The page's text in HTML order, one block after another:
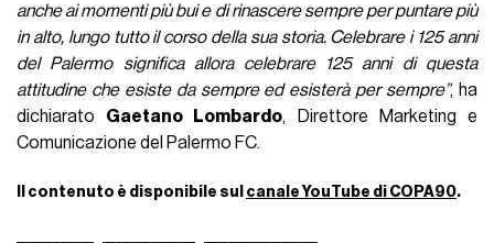
anche ai momenti più bui e di rinascere sempre per puntare più
in alto, lungo tutto il corso della sua storia. Celebrare i 125 anni
del Palermo significa allora celebrare 125 anni di questa
attitudine che esiste da sempre ed esisterà per sempre”, ha
dichiarato Gaetano Lombardo, Direttore Marketing e
Comunicazione del Palermo FC.
Il contenuto è disponibile sul canale YouTube di COPA90.